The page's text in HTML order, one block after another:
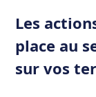
Les
place au
sur vos